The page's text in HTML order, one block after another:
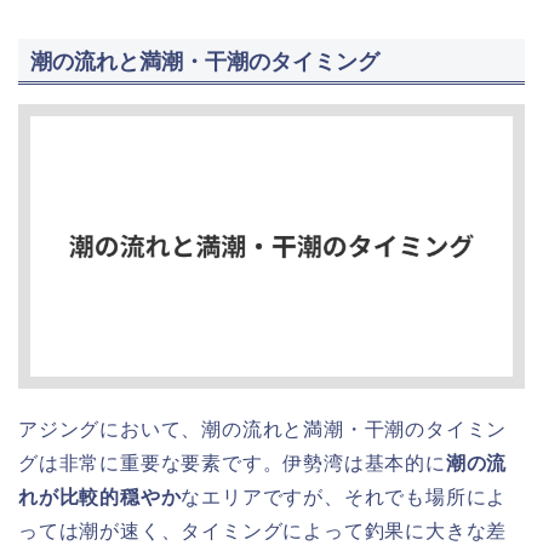
潮の流れと満潮・干潮のタイミング
アジングにおいて、潮の流れと満潮・干潮のタイミン
グは非常に重要な要素です。伊勢湾は基本的に潮の流
れが比較的穏やかなエリアですが、それでも場所によ
っては潮が速く、タイミングによって釣果に大きな差